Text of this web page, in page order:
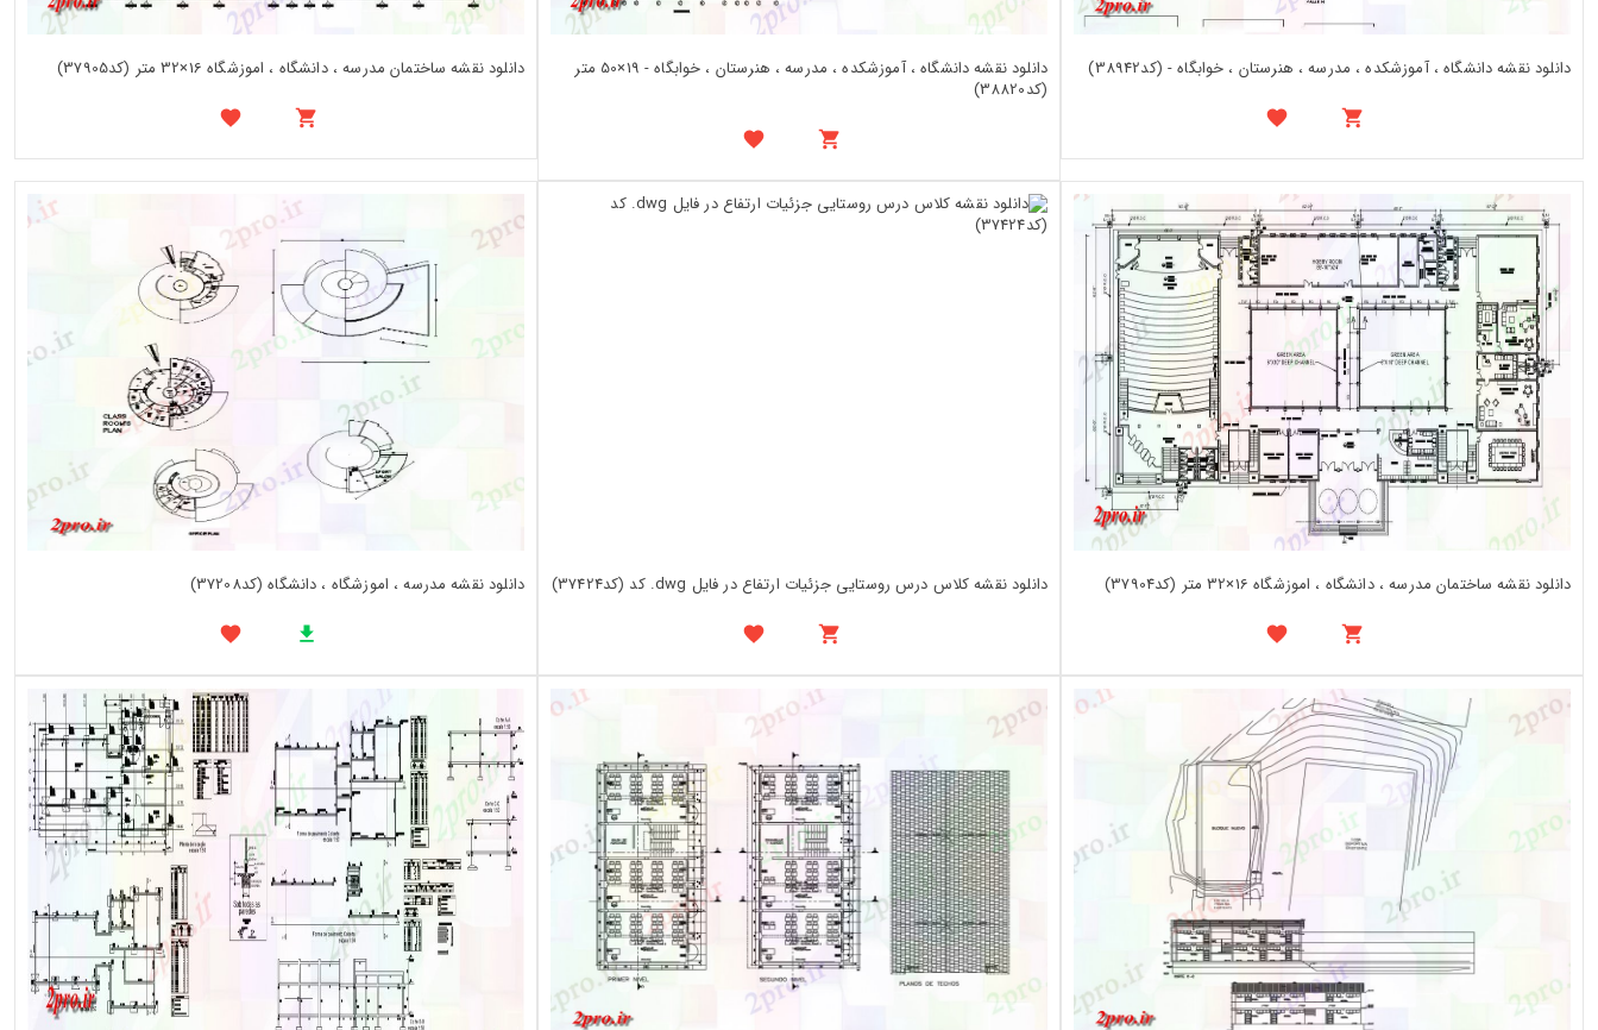
دانلود نقشه دانشگاه ، آموزشکده ، مدرسه ، هنرستان ، خوابگاه - (کد38942)
دانلود نقشه دانشگاه ، آموزشکده ، مدرسه ، هنرستان ، خوابگاه - 19×50 متر
(کد38820)
دانلود نقشه ساختمان مدرسه ، دانشگاه ، اموزشگاه 16×32 متر (کد37905)
دانلود نقشه ساختمان مدرسه ، دانشگاه ، اموزشگاه 16×32 متر (کد37904) دانلود نقشه کلاس درس روستایی جزئیات ارتفاع در فایل dwg. کد (کد37424) دانلود نقشه مدرسه ، اموزشگاه ، دانشگاه (کد37208)